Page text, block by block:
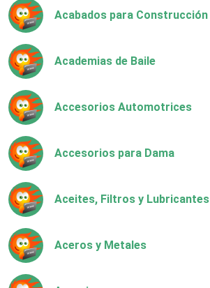
Acabados para Construcción
Academias de Baile
Accesorios Automotrices
Accesorios para Dama
Aceites, Filtros y Lubricantes
Aceros y Metales